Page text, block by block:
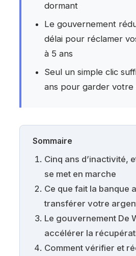
dormant
Le gouvernement
délai pour réclamer
à 5 ans
Seul un simple clic
ans pour garder votre
Sommaire
Cinq ans d’inactivité,
se met en marche
Ce que fait la banque
transférer votre
Le gouvernement De
accélérer la
Comment vérifier et